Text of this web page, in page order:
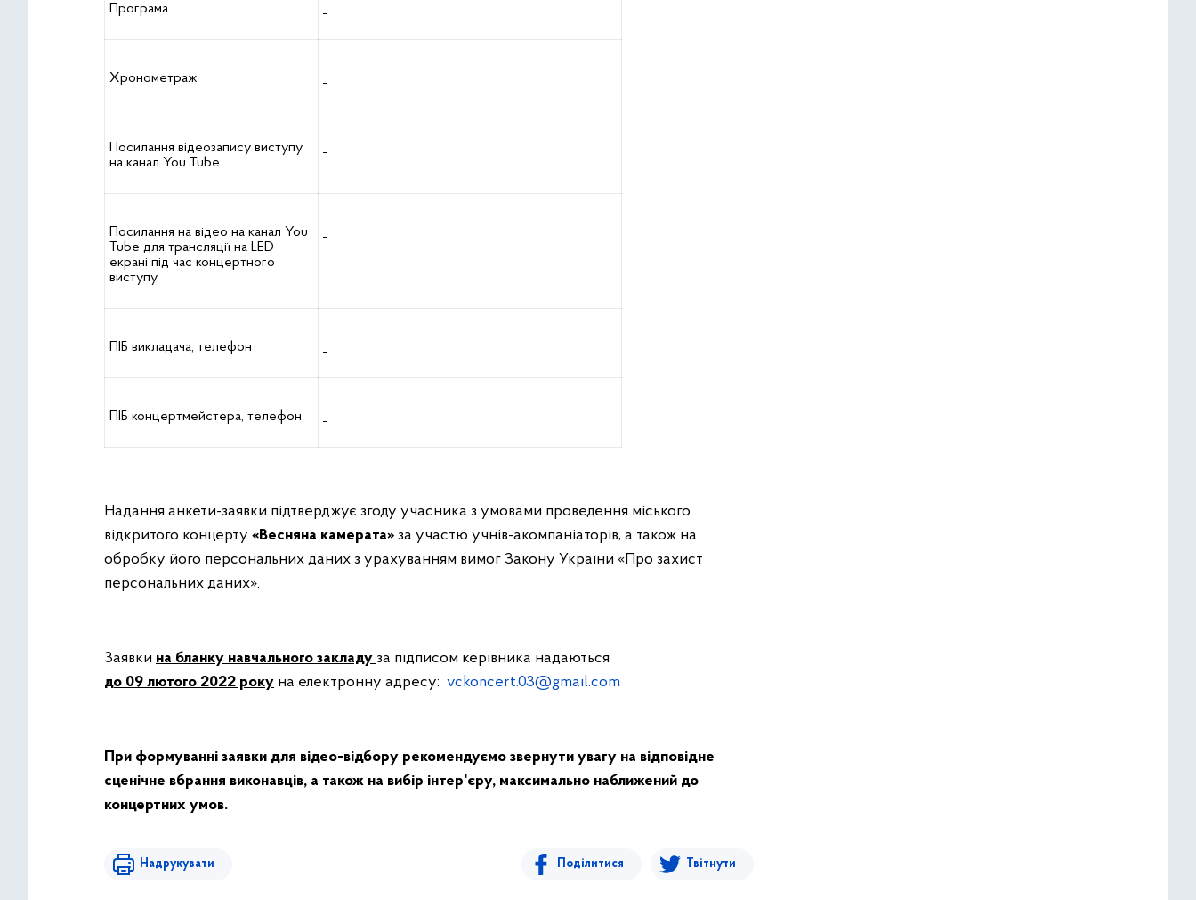
Програма
Хронометраж
Посилання відеозапису виступу
на канал You Tube
Посилання на відео на канал You
Tube для трансляції на LED-
екрані під час концертного
виступу
ПІБ викладача, телефон
ПІБ концертмейстера, телефон
Надання анкети-заявки підтверджує згоду учасника з умовами проведення міського
відкритого концерту «Весняна камерата» за участю учнів-акомпаніаторів, а також на
обробку його персональних даних з урахуванням вимог Закону України «Про захист
персональних даних».
Заявки на бланку навчального закладу за підписом керівника надаються
до 09 лютого 2022 року на електронну адресу: vckoncert.03@gmail.com
При формуванні заявки для відео-відбору рекомендуємо звернути увагу на відповідне
сценічне вбрання виконавців, а також на вибір інтер'єру, максимально наближений до
концертних умов.
Надрукувати Поділитися Твітнути